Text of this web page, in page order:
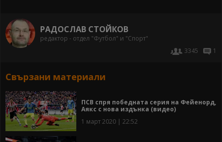
РАДОСЛАВ СТОЙКОВ
редактор - отдел "Футбол" и "Спорт"
3345
1
Свързани материали
ПСВ спря победната серия на Фейенорд,
Аякс с нова издънка (видео)
1 март 2020 | 22:52